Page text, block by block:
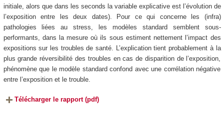
initiale, alors que dans les seconds la variable explicative est l’évolution de
l’exposition entre les deux dates). Pour ce qui concerne les (infra)
pathologies liées au stress, les modèles standard semblent sous-
performants, dans la mesure où ils sous estiment nettement l’impact des
expositions sur les troubles de santé. L’explication tient probablement à la
plus grande réversibilité des troubles en cas de disparition de l’exposition,
phénomène que le modèle standard confond avec une corrélation négative
entre l’exposition et le trouble.
Télécharger le rapport (pdf)